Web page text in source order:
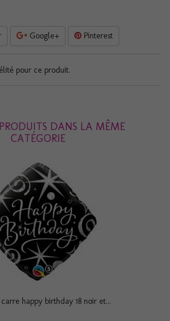
Google+ Pinterest
pour ce produit.
DANS LA MÊME
CATÉGORIE
happy birthday 18 noir et...